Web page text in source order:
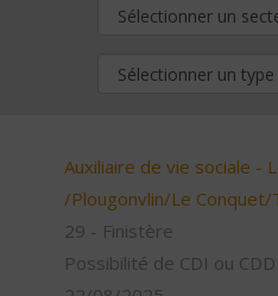
Auxiliaire de vie sociale -
/Plougonvlin/Le
29 - Finistère
Possibilité de CDI ou CDD